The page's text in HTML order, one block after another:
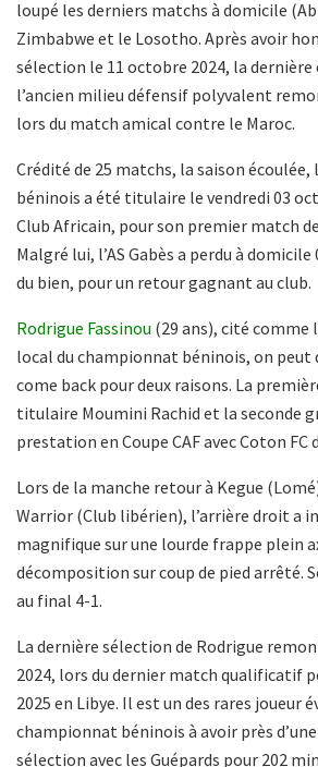
loupé les derniers matchs à domicile
Zimbabwe et le Losotho. Après avoir
sélection le 11 octobre 2024, la dernière
l’ancien milieu défensif polyvalent
lors du match amical contre le Maroc.
Crédité de 25 matchs, la saison
béninois a été titulaire le vendredi 03
Club Africain, pour son premier match
Malgré lui, l’AS Gabès a perdu à
du bien, pour un retour gagnant au club.
Rodrigue Fassinou (29 ans), cité
local du championnat béninois, on peut
come back pour deux raisons. La
titulaire Moumini Rachid et la seconde
prestation en Coupe CAF avec Coton FC
Lors de la manche retour à Kegue
Warrior (Club libérien), l’arrière droit a
magnifique sur une lourde frappe plein
décomposition sur coup de pied arrêté.
au final 4-1.
La dernière sélection de Rodrigue
2024, lors du dernier match qualificatif
2025 en Libye. Il est un des rares joueur
championnat béninois à avoir près
sélection avec les Guépards pour 202